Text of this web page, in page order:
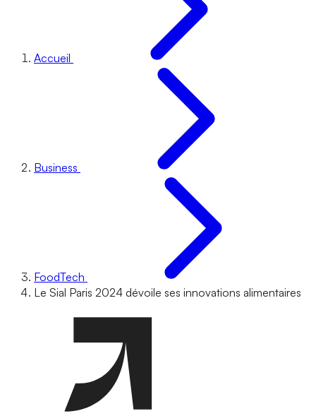
Accueil
Business
FoodTech
Le Sial Paris 2024 dévoile ses innovations alimentaires